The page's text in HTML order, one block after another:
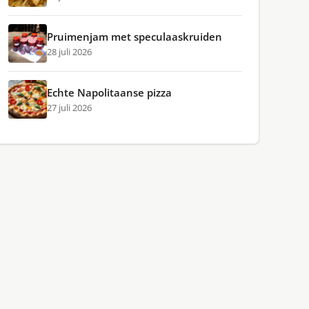
Pruimenjam met speculaaskruiden
28 juli 2026
Echte Napolitaanse pizza
27 juli 2026